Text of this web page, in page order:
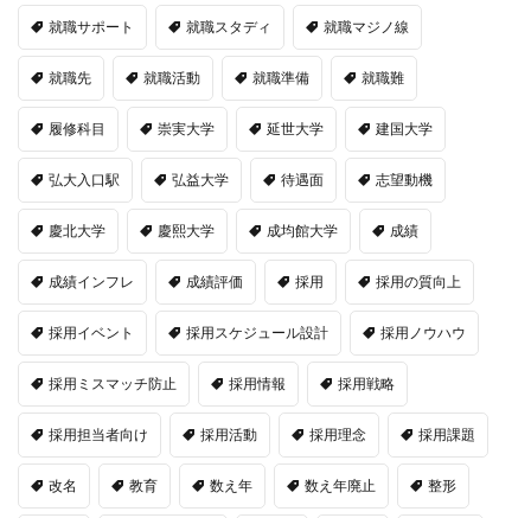
就職サポート 就職スタディ 就職マジノ線
就職先 就職活動 就職準備 就職難
履修科目 崇実大学 延世大学 建国大学
弘大入口駅 弘益大学 待遇面 志望動機
慶北大学 慶熙大学 成均館大学 成績
成績インフレ 成績評価 採用 採用の質向上
採用イベント 採用スケジュール設計 採用ノウハウ
採用ミスマッチ防止 採用情報 採用戦略
採用担当者向け 採用活動 採用理念 採用課題
改名 教育 数え年 数え年廃止 整形